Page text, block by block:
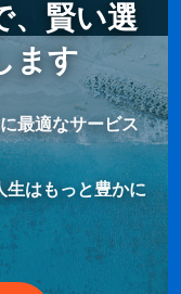
、賢い選
ます
最適なサービス
生はもっと豊かに